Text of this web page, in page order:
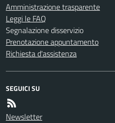
Amministrazione trasparente
Leggi le FAQ
Segnalazione disservizio
Prenotazione appuntamento
Richiesta d'assistenza
SEGUICI SU
Newsletter